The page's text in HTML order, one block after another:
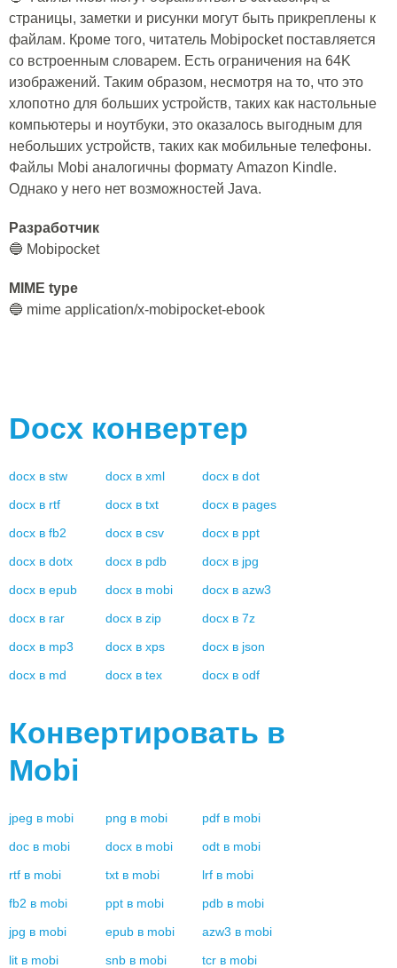
страницы, заметки и рисунки могут быть прикреплены к
файлам. Кроме того, читатель Mobipocket поставляется
со встроенным словарем. Есть ограничения на 64K
изображений. Таким образом, несмотря на то, что это
хлопотно для больших устройств, таких как настольные
компьютеры и ноутбуки, это оказалось выгодным для
небольших устройств, таких как мобильные телефоны.
Файлы Mobi аналогичны формату Amazon Kindle.
Однако у него нет возможностей Java.
Разработчик
🔵 Mobipocket
MIME type
🔵 mime application/x-mobipocket-ebook
Docx конвертер
docx в stw docx в xml docx в dot
docx в rtf docx в txt docx в pages
docx в fb2 docx в csv docx в ppt
docx в dotx docx в pdb docx в jpg
docx в epub docx в mobi docx в azw3
docx в rar docx в zip docx в 7z
docx в mp3 docx в xps docx в json
docx в md docx в tex docx в odf
Конвертировать в
Mobi
jpeg в mobi png в mobi pdf в mobi
doc в mobi docx в mobi odt в mobi
rtf в mobi txt в mobi lrf в mobi
fb2 в mobi ppt в mobi pdb в mobi
jpg в mobi epub в mobi azw3 в mobi
lit в mobi snb в mobi tcr в mobi